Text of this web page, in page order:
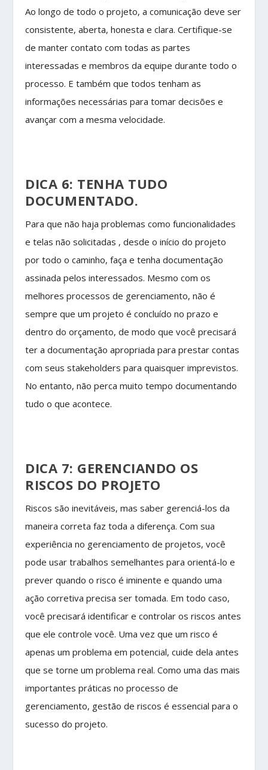
Ao longo de todo o projeto, a comunicação deve ser
consistente, aberta, honesta e clara. Certifique-se
de manter contato com todas as partes
interessadas e membros da equipe durante todo o
processo. E também que todos tenham as
informações necessárias para tomar decisões e
avançar com a mesma velocidade.
DICA 6: TENHA TUDO
DOCUMENTADO.
Para que não haja problemas como funcionalidades
e telas não solicitadas , desde o início do projeto
por todo o caminho, faça e tenha documentação
assinada pelos interessados. Mesmo com os
melhores processos de gerenciamento, não é
sempre que um projeto é concluído no prazo e
dentro do orçamento, de modo que você precisará
ter a documentação apropriada para prestar contas
com seus stakeholders para quaisquer imprevistos.
No entanto, não perca muito tempo documentando
tudo o que acontece.
DICA 7: GERENCIANDO OS
RISCOS DO PROJETO
Riscos são inevitáveis, mas saber gerenciá-los da
maneira correta faz toda a diferença. Com sua
experiência no gerenciamento de projetos, você
pode usar trabalhos semelhantes para orientá-lo e
prever quando o risco é iminente e quando uma
ação corretiva precisa ser tomada. Em todo caso,
você precisará identificar e controlar os riscos antes
que ele controle você. Uma vez que um risco é
apenas um problema em potencial, cuide dela antes
que se torne um problema real. Como uma das mais
importantes práticas no processo de
gerenciamento, gestão de riscos é essencial para o
sucesso do projeto.